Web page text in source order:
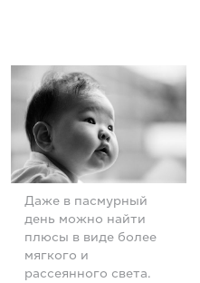
Даже в пасмурный
день можно найти
плюсы в виде более
мягкого и
рассеянного света.